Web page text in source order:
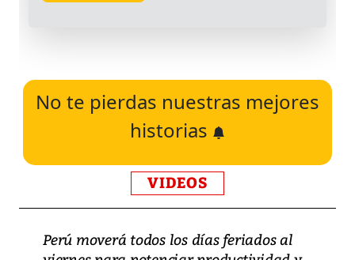
No te pierdas nuestras mejores
historias
VIDEOS
Perú moverá todos los días feriados al